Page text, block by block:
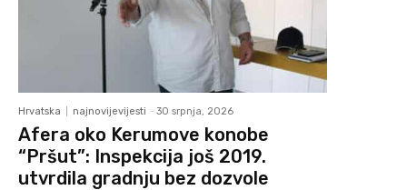
Hrvatska najnovijevijesti - 30 srpnja, 2026
Afera oko Kerumove konobe
“Pršut”: Inspekcija još 2019.
utvrdila gradnju bez dozvole